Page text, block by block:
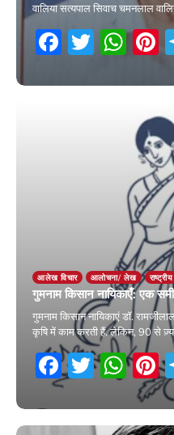
वालिया सत्यपाल सिवाच चमनलाल
Facebook
12 March
आलेख विचार आलोचना/ लेख राष्ट्रीय
गुमनाम किसान नायिकाएँ: एक
गुमनाम किसान नायिकाएं डॉ.
कृषि में काम करती हैं. लेकिन, 90 से
Facebook
11 March